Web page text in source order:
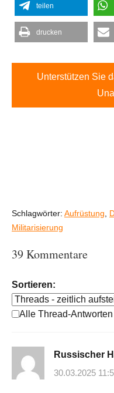
teilen
drucken
Unterstützen Sie
Schlagwörter: Aufrüstung
Militarisierung
39 Kommentare
Sortieren:
Alle Thread-
Russischer
30.03.2025